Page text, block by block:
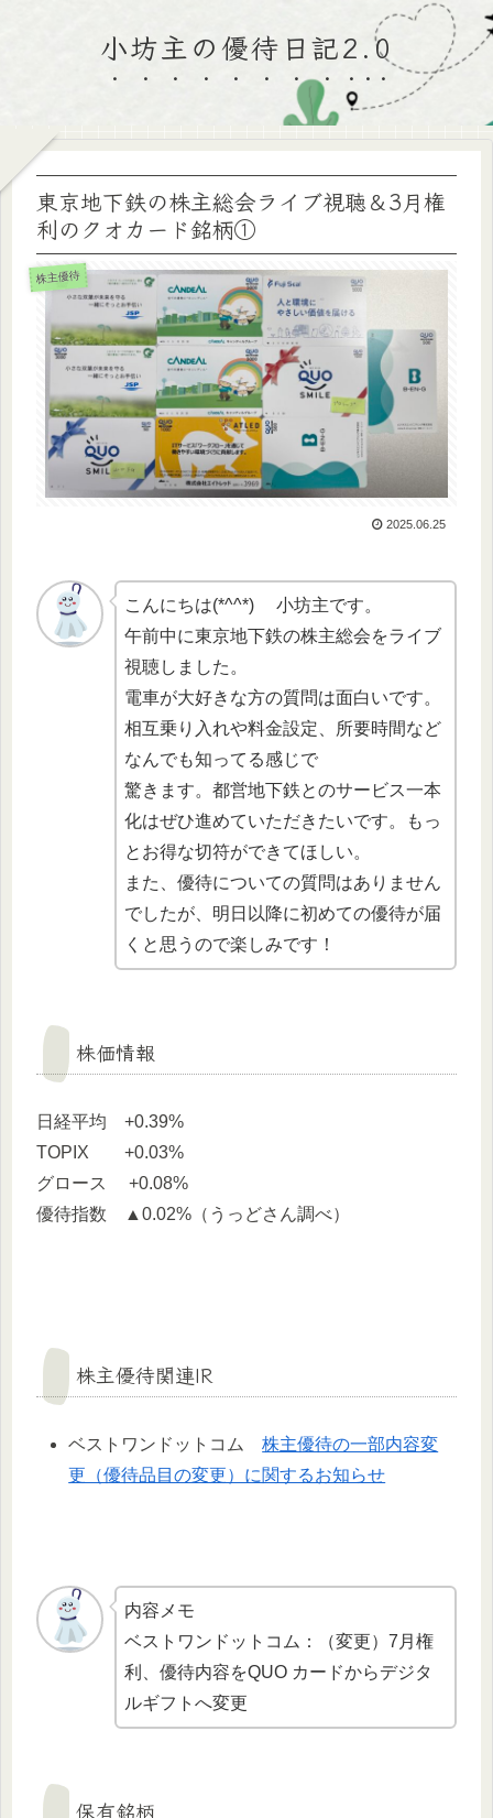
小坊主の優待日記2.0
東京地下鉄の株主総会ライブ視聴＆3月権
利のクオカード銘柄①
株主優待
2025.06.25
こんにちは(*^^*) 小坊主です。
午前中に東京地下鉄の株主総会をライブ
視聴しました。
電車が大好きな方の質問は面白いです。
相互乗り入れや料金設定、所要時間など
なんでも知ってる感じで
驚きます。都営地下鉄とのサービス一本
化はぜひ進めていただきたいです。もっ
とお得な切符ができてほしい。
また、優待についての質問はありません
でしたが、明日以降に初めての優待が届
くと思うので楽しみです！
株価情報
日経平均 +0.39%
TOPIX +0.03%
グロース +0.08%
優待指数 ▲0.02%（うっどさん調べ）
株主優待関連IR
ベストワンドットコム株主優待の一部内容変
更（優待品目の変更）に関するお知らせ
内容メモ
ベストワンドットコム：（変更）7月権
利、優待内容をQUO カードからデジタ
ルギフトへ変更
保有銘柄